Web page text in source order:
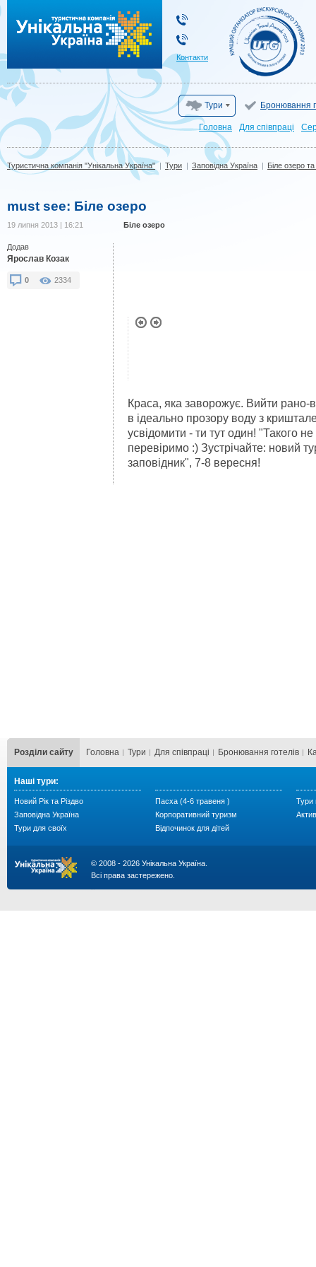
Контакти
Тури Бронювання
Головна Для cпівпраці
Туристична компанія "Унікальна Україна" | Тури | Заповідна Україна | Біле озеро
must see: Біле озеро
19 липня 2013 | 16:21 Біле озеро
Додав
Ярослав Козак
0 2334
Краса, яка заворожує. Вийти рано-
в ідеально прозору воду з
усвідомити - ти тут один! "Такого
перевіримо :) Зустрічайте: новий
заповідник", 7-8 вересня!
Розділи сайту Головна Тури Для cпівпраці Бронювання готелів
Наші тури:
Новий Рік та Різдво
Заповідна Україна
Тури для своїх
Пасха (4-6 травеня )
Корпоративний туризм
Відпочинок для дітей
Тури
© 2008 - 2026 Унікальна Україна.
Всі права застережено.